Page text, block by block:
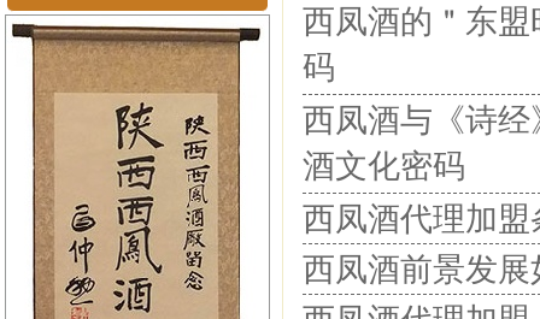
西凤酒的＂东
码
西凤酒与《诗
酒文化密码
西凤酒代理加
西凤酒前景发